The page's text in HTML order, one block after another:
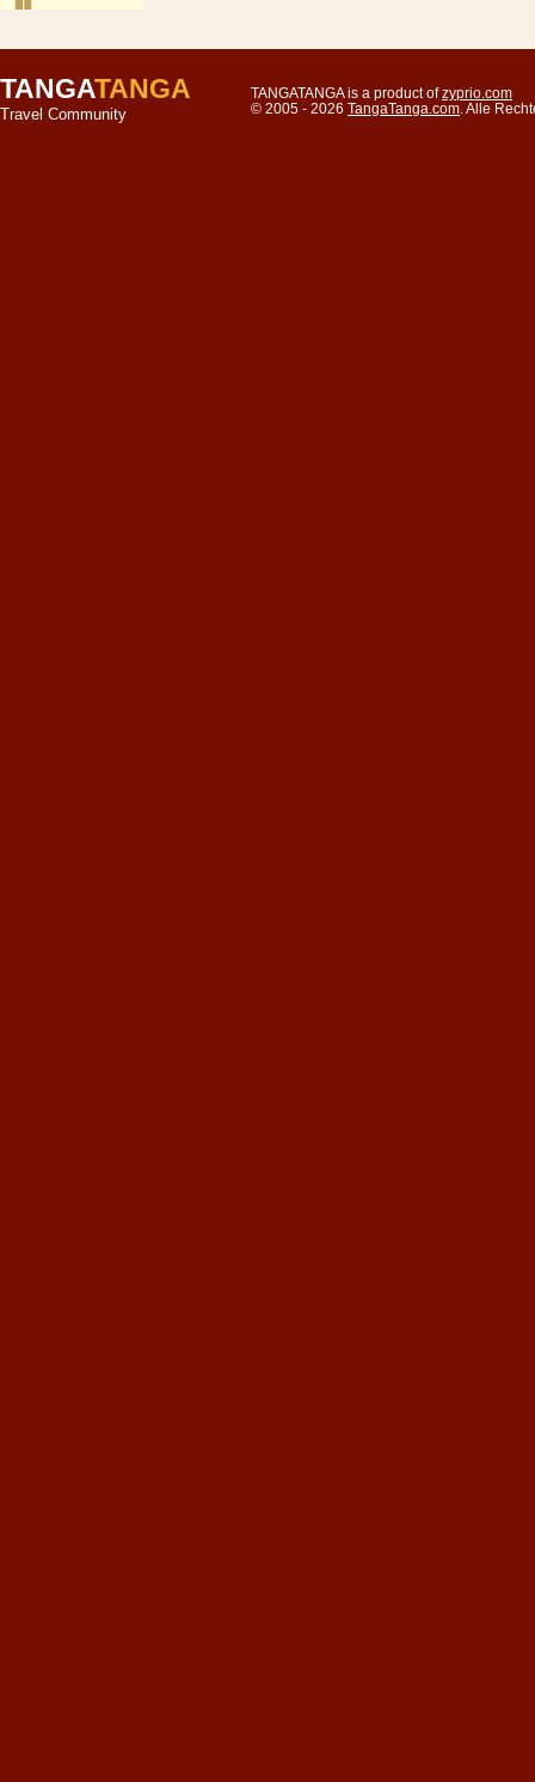
TANGATANGA
Travel Community
TANGATANGA is a product ofzyprio.com
© 2005 - 2026 TangaTanga.com . Alle